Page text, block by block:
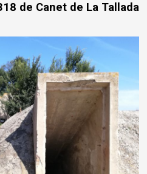
de Canet de La Tallada